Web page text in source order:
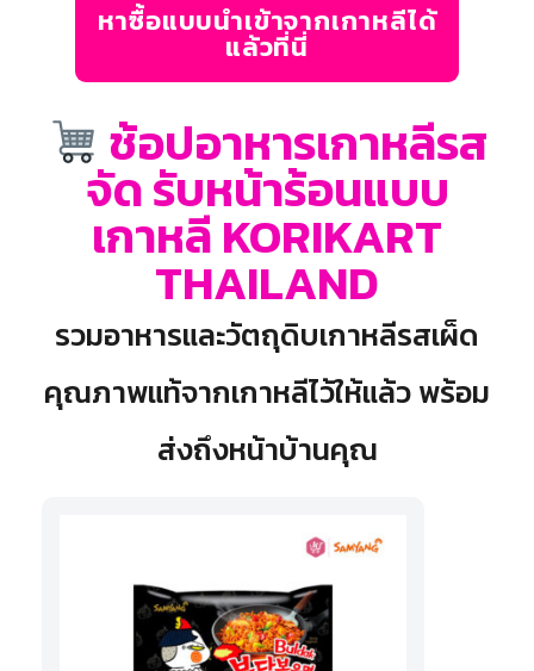
หาซื้อแบบนำเข้าจากเกาหลีได้
แล้วที่นี่
ช้อปอาหารเกาหลีรส
จัด รับหน้าร้อนแบบ
เกาหลี KORIKART
THAILAND
รวมอาหารและวัตถุดิบเกาหลีรสเผ็ด
คุณภาพแท้จากเกาหลีไว้ให้แล้ว พร้อม
ส่งถึงหน้าบ้านคุณ